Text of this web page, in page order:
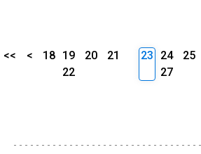
<< < 18 19 20
21
22
23 24 25
27